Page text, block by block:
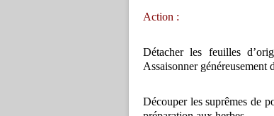
Action :
Détacher les feuilles
Assaisonner généreusement
Découper les suprêmes de